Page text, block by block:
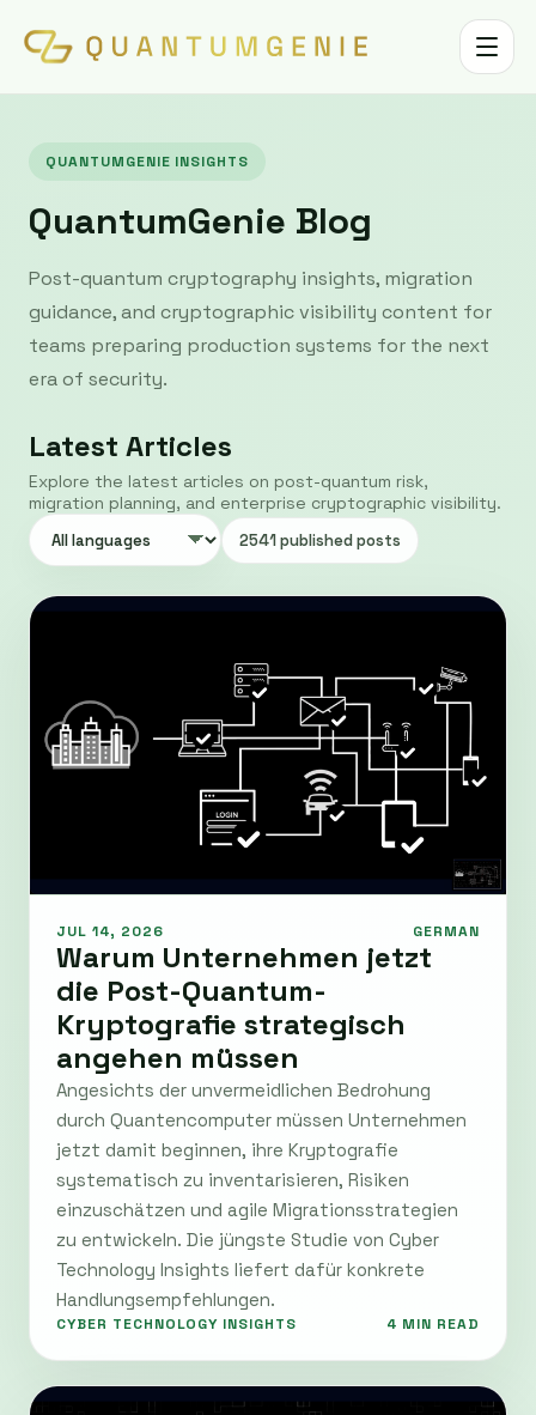
Toggle
QUANTUMGENIE INSIGHTS
QuantumGenie Blog
Post-quantum cryptography insights, migration
guidance, and cryptographic visibility content for
teams preparing production systems for the next
era of security.
Latest Articles
Explore the latest articles on post-quantum risk,
migration planning, and enterprise cryptographic visibility.
2541 published posts
JUL 14, 2026 GERMAN
Warum Unternehmen jetzt
die Post-Quantum-
Kryptografie strategisch
angehen müssen
Angesichts der unvermeidlichen Bedrohung
durch Quantencomputer müssen Unternehmen
jetzt damit beginnen, ihre Kryptografie
systematisch zu inventarisieren, Risiken
einzuschätzen und agile Migrationsstrategien
zu entwickeln. Die jüngste Studie von Cyber
Technology Insights liefert dafür konkrete
Handlungsempfehlungen.
CYBER TECHNOLOGY INSIGHTS 4 MIN READ